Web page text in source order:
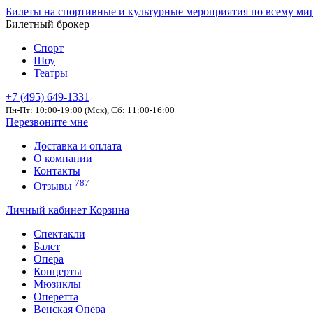
Билеты на спортивные и культурные мероприятия по всему
Билетный брокер
Спорт
Шоу
Театры
+7 (495) 649-1331
Пн-Пт: 10:00-19:00 (Мск), Сб: 11:00-16:00
Перезвоните мне
Доставка и оплата
О компании
Контакты
Отзывы 787
Личный кабинет Корзина
Спектакли
Балет
Опера
Концерты
Мюзиклы
Оперетта
Венская Опера